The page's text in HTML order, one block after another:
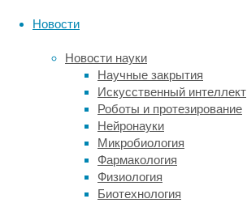
Новости
Новости науки
Научные закрытия
Искусственный интеллект
Роботы и протезирование
Нейронауки
Микробиология
Фармакология
Физиология
Биотехнология
И,
именно
поэтому
брови
сыграли
решающую
роль
выживании